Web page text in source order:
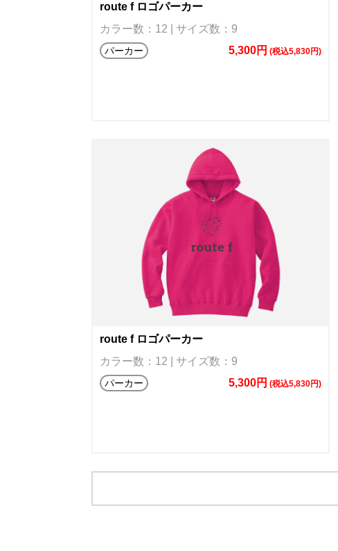
route f ロゴパーカー
カラー数：12 | サイズ数：9
パーカー 5,300円 (税込5,830円)
route f ロゴパーカー
カラー数：12 | サイズ数：9
パーカー 5,300円 (税込5,830円)